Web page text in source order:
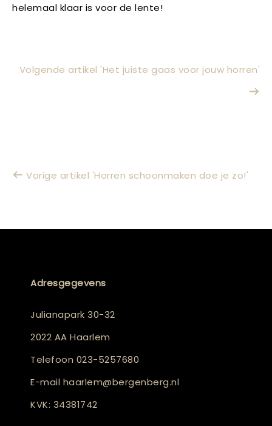
helemaal klaar is voor de lente!
Volgende artikel 'Het juiste gaas voor jouw horren'
Vorige artikel 'Horren schoonmaken doe je zo!'
Adresgegevens
Julianapark 30-32
2022 AA Haarlem
Telefoon 023-5257680
E-mail haarlem@bergenberg.nl
KVK: 34381742